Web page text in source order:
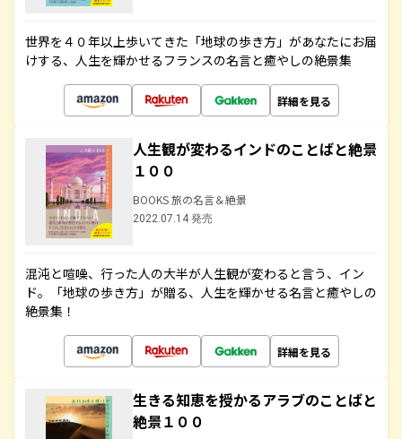
世界を４０年以上歩いてきた「地球の歩き方」があなたにお届
けする、人生を輝かせるフランスの名言と癒やしの絶景集
詳細を見る
人生観が変わるインドのことばと絶景
１００
BOOKS 旅の名言＆絶景
2022.07.14 発売
混沌と喧噪、行った人の大半が人生観が変わると言う、イン
ド。「地球の歩き方」が贈る、人生を輝かせる名言と癒やしの
絶景集！
詳細を見る
生きる知恵を授かるアラブのことばと
絶景１００